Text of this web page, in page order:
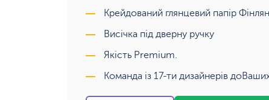
Крейдований глянцевий папір
Висічка під дверну ручку
Якість Premium.
Команда із 17-ти дизайнерів